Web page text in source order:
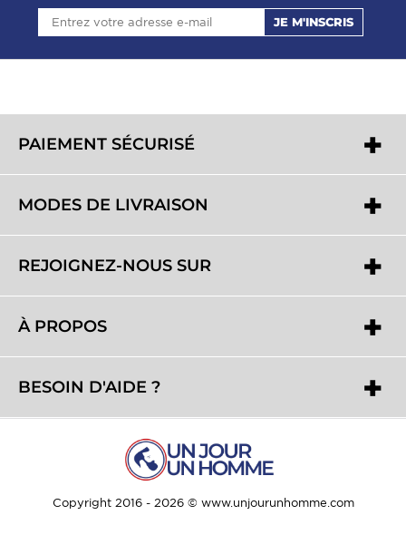
JE M'INSCRIS
PAIEMENT SÉCURISÉ
MODES DE LIVRAISON
REJOIGNEZ-NOUS SUR
À PROPOS
BESOIN D'AIDE ?
Copyright 2016 - 2026 © www.unjourunhomme.com